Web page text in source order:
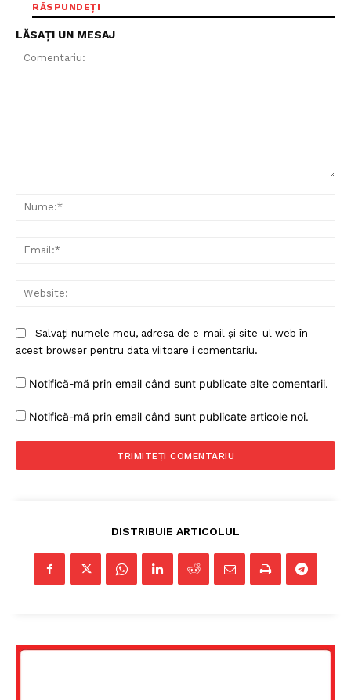
Proiecte editoriale
RĂSPUNDEȚI
LĂSAȚI UN MESAJ
Salvați numele meu, adresa de e-mail și site-ul web în
acest browser pentru data viitoare i comentariu.
Notifică-mă prin email când sunt publicate alte comentarii.
Notifică-mă prin email când sunt publicate articole noi.
DISTRIBUIE ARTICOLUL